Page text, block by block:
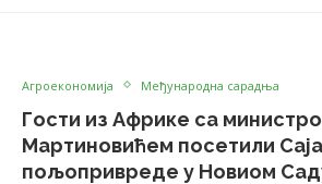
Агроекономија Међународна сарадња
Гости из Африке са
Мартиновићем посетили
пољопривреде у Новиом